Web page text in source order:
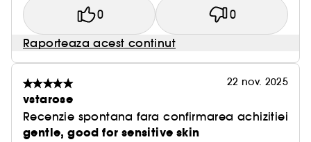
0 0
Raporteaza acest continut
22 nov. 2025
vstarose
Recenzie spontana fara confirmarea achizitiei
gentle, good for sensitive skin